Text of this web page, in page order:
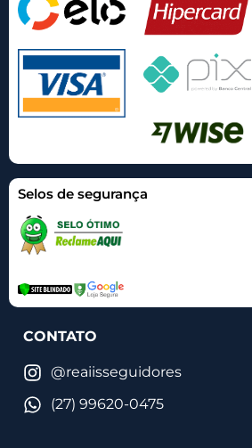
Selos de segurança
CONTATO
@reaiisseguidores
(27) 99620-0475